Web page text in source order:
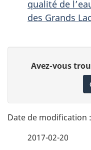
qualité de
des Grands
t
a
n
Avez-vous
2017-02-20